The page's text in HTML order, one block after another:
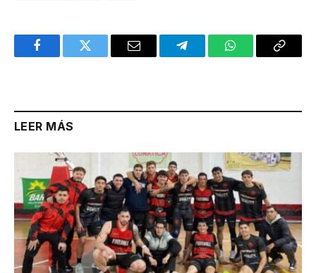
FacebookTwitter Email TelegramWhatsAppCopy
LEER MÁS